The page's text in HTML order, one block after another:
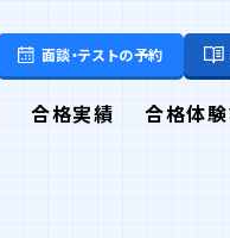
面談・テストの予約
合格実績 合格体